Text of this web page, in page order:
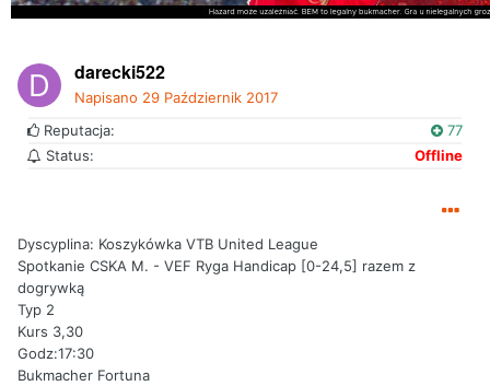
darecki522
Napisano 29 Październik 2017
Reputacja:
77
Status:
Offline
Dyscyplina: Koszykówka VTB United League
Spotkanie CSKA M. - VEF Ryga Handicap [0-24,5] razem z
dogrywką
Typ 2
Kurs 3,30
Godz:17:30
Bukmacher Fortuna